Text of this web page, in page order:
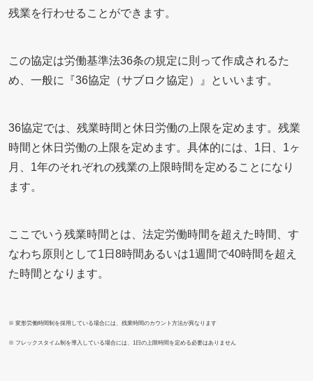
残業を行わせることができます。
この協定は労働基準法36条の規定に則って作成されるた
め、一般に『36協定（サブロク協定）』といいます。
36協定では、残業時間と休日労働の上限を定めます。残業
時間と休日労働の上限を定めます。具体的には、1日、1ヶ
月、1年のそれぞれの残業の上限時間を定めることになり
ます。
ここでいう残業時間とは、法定労働時間を超えた時間、す
なわち原則として1日8時間あるいは1週間で40時間を超え
た時間となります。
※ 変形労働時間制を採用している場合には、残業時間のカウント方法が異なります
※ フレックスタイム制を導入している場合には、1日の上限時間を定める必要はありません